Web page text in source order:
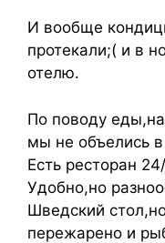
И вообще
протекали;( и в
отелю.
По поводу
мы не объелись
Есть ресторан
Удобно,но
Шведский
пережарено и